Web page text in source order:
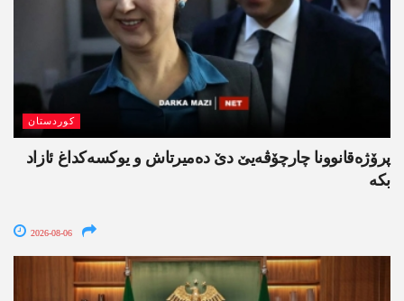
کوردستان
پرۆژەقانوونا چارچۆڤەیێ دێ دەمیرتاش و یوکسەکداغ ئازاد
بکە
2026-08-06